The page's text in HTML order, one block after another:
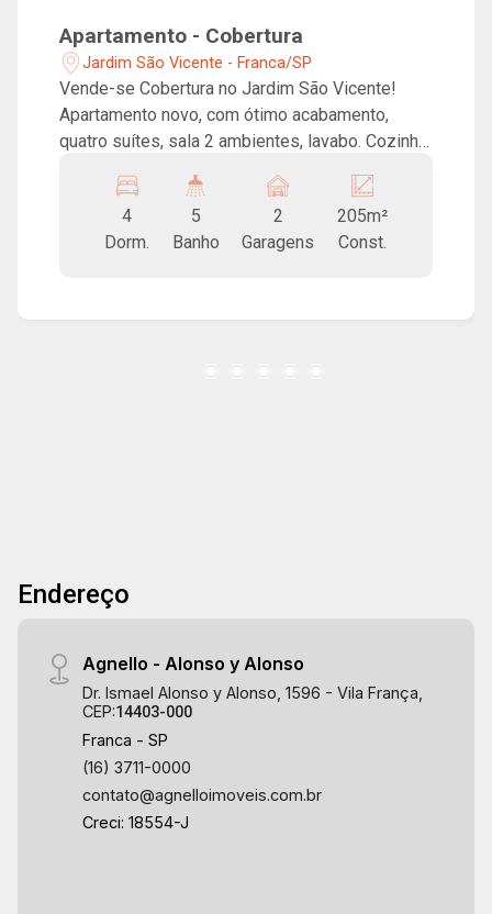
Apartamento - Cobertura
Jardim São Vicente - Franca/SP
Vende-se Cobertura no Jardim São Vicente!
Apartamento novo, com ótimo acabamento,
quatro suítes, sala 2 ambientes, lavabo. Cozinha
e churrasqueira. Piscina privativa e ampla área
aberta. Duas vagas de garagem. Aquecimento
solar, infraestrutura pronta para ar-condicionado
privilegiada.
4
Dorm.
5
Banho
2
Garagens
205m²
Const.
Endereço
Agnello - Alonso y Alonso
Dr. Ismael Alonso y Alonso, 1596 - Vila França,
CEP:14403-000
Franca - SP
(16) 3711-0000
contato@agnelloimoveis.com.br
Creci: 18554-J